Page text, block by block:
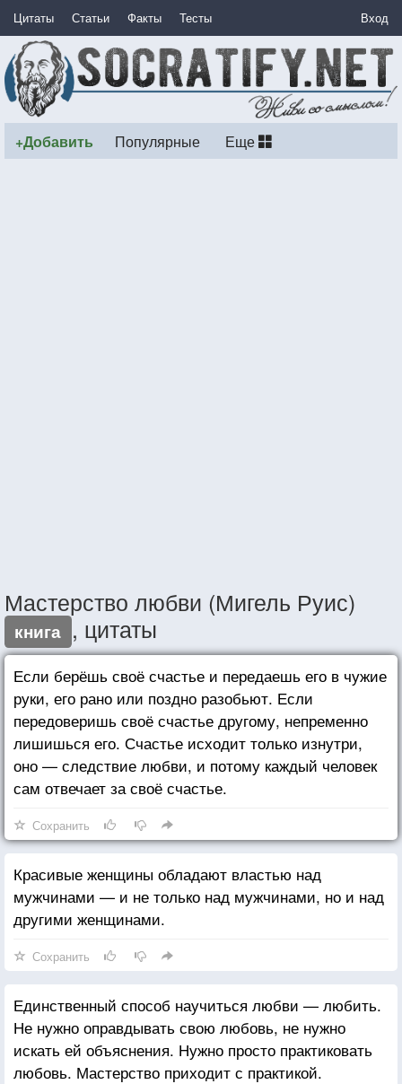
Цитаты Статьи Факты Тесты Вход
+Добавить Популярные Еще
Мастерство любви (Мигель Руис)
книга , цитаты
Если берёшь своё счастье и передаешь его в чужие
руки, его рано или поздно разобьют. Если
передоверишь своё счастье другому, непременно
лишишься его. Счастье исходит только изнутри,
оно — следствие любви, и потому каждый человек
сам отвечает за своё счастье.
Сохранить
Красивые женщины обладают властью над
мужчинами — и не только над мужчинами, но и над
другими женщинами.
Сохранить
Единственный способ научиться любви — любить.
Не нужно оправдывать свою любовь, не нужно
искать ей объяснения. Нужно просто практиковать
любовь. Мастерство приходит с практикой.